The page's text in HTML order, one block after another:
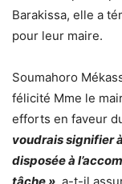
Barakissa, elle a
pour leur maire.
Soumahoro
félicité Mme le
efforts en faveur
voudrais signifier
disposée à